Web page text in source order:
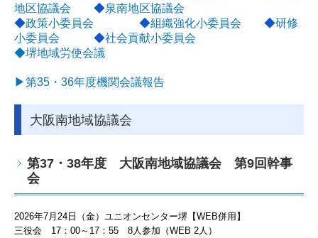
加盟組合のご紹介
あ行
か行
さ行
た‐な行
は‐わ行
バックナンバー
活動報告
地区協議会
◆泉南地区協議会
◆政策小委員会 ◆組織強化小委員会 ◆研修
小委員会
◆社会貢献小委員会
◆堺地域労使会議
▶第35・36年度機関会議報告
大阪南地域協議会
第37・38年度 大阪南地域協議会 第9回幹事
会
2026年7 月24日（金）ユニオンセンター堺【WEB併用】
三役会 17 ：00～ 17 ：55 8 人 参加（WEB 2 人）